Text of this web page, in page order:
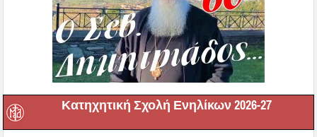
Κατηχητική Σχολή Ενηλίκων 2026-27